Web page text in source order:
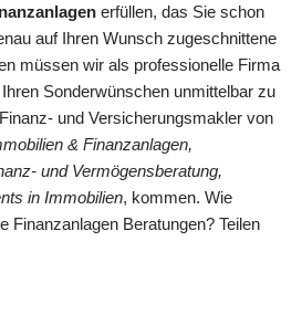
erfüllen, das Sie schon
auf Ihren Wunsch zugeschnittene
müssen wir als professionelle Firma
Sonderwünschen unmittelbar zu
und Versicherungsmakler von
& Finanzanlagen,
und Vermögensberatung,
in Immobilien, kommen. Wie
Finanzanlagen Beratungen? Teilen